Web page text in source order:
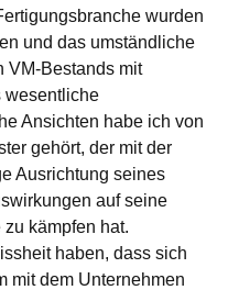
wurden
und das umständliche
VM-Bestands mit
wesentliche
Ansichten habe ich von
gehört, der mit der
Ausrichtung seines
auf seine
zu kämpfen hat.
haben, dass sich
mit dem Unternehmen